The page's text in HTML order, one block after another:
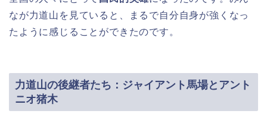
なが力道山を見ていると、まるで自分自身が強くなっ
たように感じることができたのです。
力道山の後継者たち：ジャイアント馬場とアント
ニオ猪木